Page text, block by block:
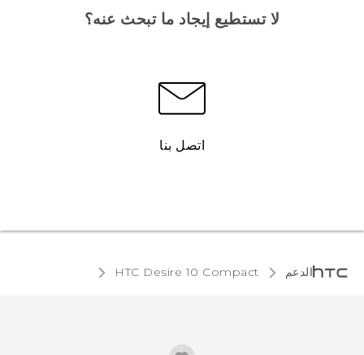
لا تستطيع إيجاد ما تبحث عنه؟
اتصل بنا
الدعم HTC Desire 10 Compact‎